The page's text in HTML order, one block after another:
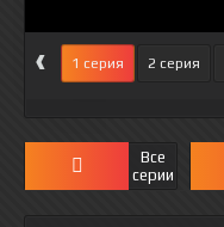
‹ 1 серия 2 серия
Все
серии